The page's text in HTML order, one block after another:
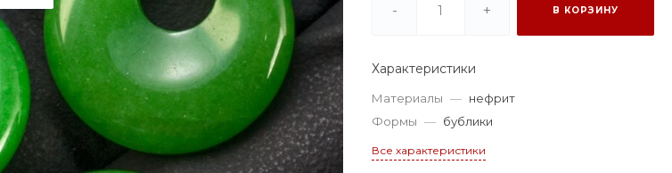
- + В КОРЗИНУ
Характеристики
Материалы — нефрит
Формы — бублики
Все характеристики